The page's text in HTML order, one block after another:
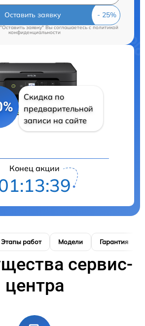
Оставить заявку
заявку" Вы соглашаетесь cполитикой
конфиденциальности
Скидка по
предварительной
записи на сайте
Конец акции
Этапы работ Модели Гарантия
сервис-
центра